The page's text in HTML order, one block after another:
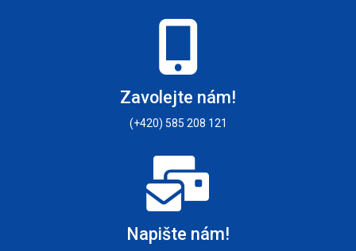
Zavolejte nám!
(+420) 585 208 121
Napište nám!